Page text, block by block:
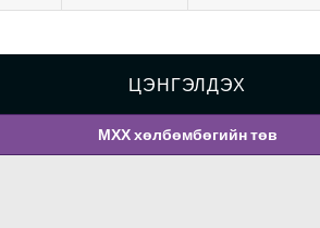
ЦЭНГЭЛДЭХ
МХХ хөлбөмбөгийн төв